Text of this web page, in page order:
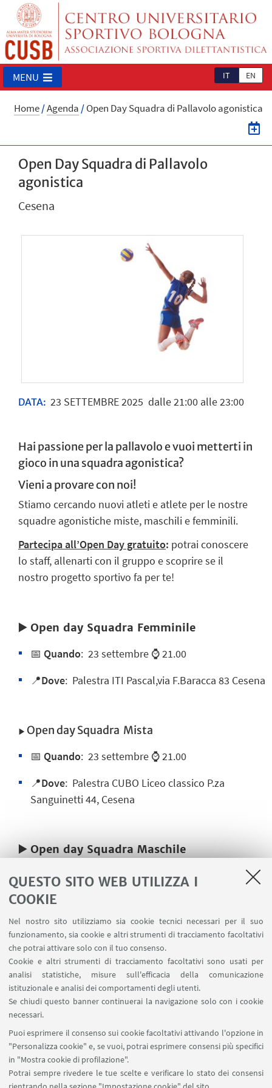
QUESTO SITO WEB UTILIZZA I
COOKIE
Nel nostro sito utilizziamo sia cookie tecnici necessari per il suo
funzionamento, sia cookie e altri strumenti di tracciamento facoltativi
che potrai attivare solo con il tuo consenso.
Cookie e altri strumenti di tracciamento facoltativi sono usati per
analisi statistiche, misure sull'efficacia della comunicazione
istituzionale e analisi dei comportamenti degli utenti.
Se chiudi questo banner continuerai la navigazione solo con i cookie
necessari.
Puoi esprimere il consenso sui cookie facoltativi attivando l'opzione in
"Personalizza cookie" e, se vuoi, potrai esprimere consensi più specifici
in "Mostra cookie di profilazione".
Potrai sempre rivedere le tue scelte e verificare lo stato dei consensi
IT EN
MENU
Home/Agenda /Open Day Squadra di Pallavolo agonistica
Open Day Squadra di Pallavolo
agonistica
Cesena
DATA: 23 SETTEMBRE2025 dalle 21:00 alle 23:00
Hai passione per la pallavolo e vuoi metterti in
gioco in una squadra agonistica?
Vieni a provare con noi!
Stiamo cercando nuovi atleti e atlete per le nostre
squadre agonistiche miste, maschili e femminili.
Partecipa all’Open Day gratuito: potrai conoscere
lo staff, allenarti con il gruppo e scoprire se il
nostro progetto sportivo fa per te!
▶️ Open day Squadra Femminile
📅 Quando: 23 settembre ⌚21.00
📍Dove: Palestra ITI Pascal,via F.Baracca 83 Cesena
▶️ Open day Squadra Mista
📅 Quando: 23 settembre ⌚ 21.00
📍Dove: Palestra CUBO Liceo classico P.za
Sanguinetti 44, Cesena
▶️ Open day Squadra Maschile
📅Quando:23 settembre ⌚ 21.00
📍Dove
Sanguinetti 44, Cesena
IN EVIDENZA
➡️Info Corso CUSB e squadre agonistiche di
pallavolo
➡️Segreteria Cesena